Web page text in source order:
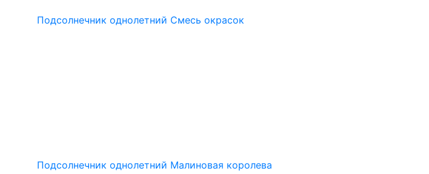
Подсолнечник однолетний Смесь окрасок
Подсолнечник однолетний Малиновая королева